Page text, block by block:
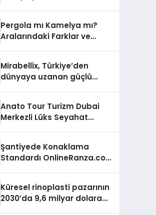
Pergola mı Kamelya mı?
Aralarındaki Farklar ve
Mirabellix, Türkiye’den
dünyaya uzanan güçlü
Anato Tour Turizm Dubai
Merkezli Lüks Seyahat
Şantiyede Konaklama
Standardı OnlineRanza.com
Küresel rinoplasti pazarının
2030’da 9,6 milyar dolara